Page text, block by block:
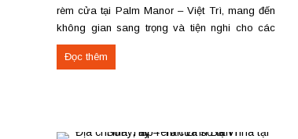
rèm cửa tại Palm Manor – Việt Trì, mang đến
không gian sang trọng và tiện nghi cho các
căn hộ cao cấp. Các hạng mục rèm đã thi
công Rèm vải thô cao cấp may định hình hấp
Đọc thêm